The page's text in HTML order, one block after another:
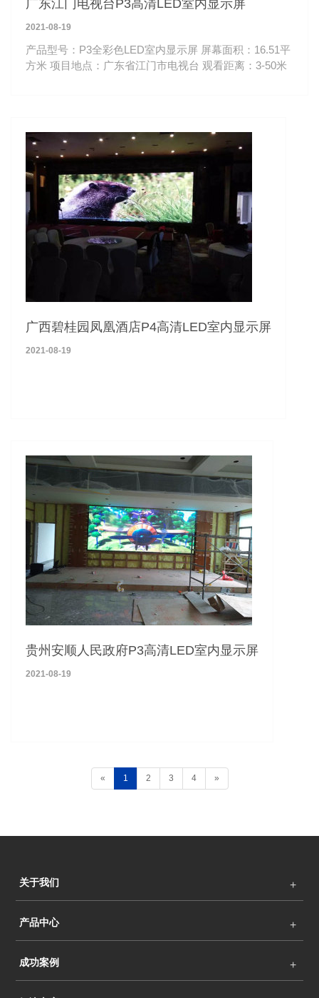
广东江门电视台P3高清LED室内显示屏
2021-08-19
产品型号：P3全彩色LED室内显示屏 屏幕面积：16.51平
方米 项目地点：广东省江门市电视台 观看距离：3-50米
广西碧桂园凤凰酒店P4高清LED室内显示屏
2021-08-19
贵州安顺人民政府P3高清LED室内显示屏
2021-08-19
« 1 2 3 4 »
关于我们
产品中心
成功案例